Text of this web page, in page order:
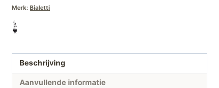
Merk: Bialetti
Beschrijving
Aanvullende informatie